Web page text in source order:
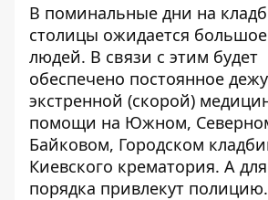
В поминальные дни на
столицы ожидается
людей. В связи с этим будет
обеспечено постоянное
экстренной (скорой)
помощи на Южном,
Байковом, Городском
Киевского крематория. А
порядка привлекут